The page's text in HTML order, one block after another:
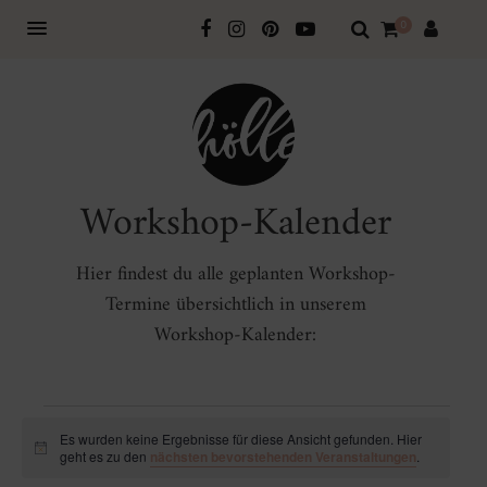
0
Workshop-Kalender
Hier findest du alle geplanten Workshop-
Termine übersichtlich in unserem
Workshop-Kalender:
Hinweis
Es wurden keine Ergebnisse für diese Ansicht gefunden. Hier
geht es zu den nächsten bevorstehenden Veranstaltungen